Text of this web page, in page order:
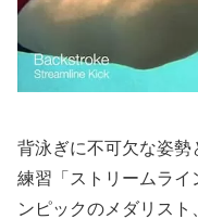
背泳ぎに不可欠な姿勢
練習「ストリームライ
ンピックのメダリス